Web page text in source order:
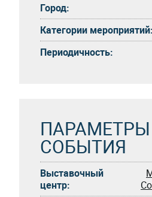
Город:
Категории мероприятий:
Периодичность:
ПАРАМЕТРЫ
СОБЫТИЯ
Выставочный
центр: